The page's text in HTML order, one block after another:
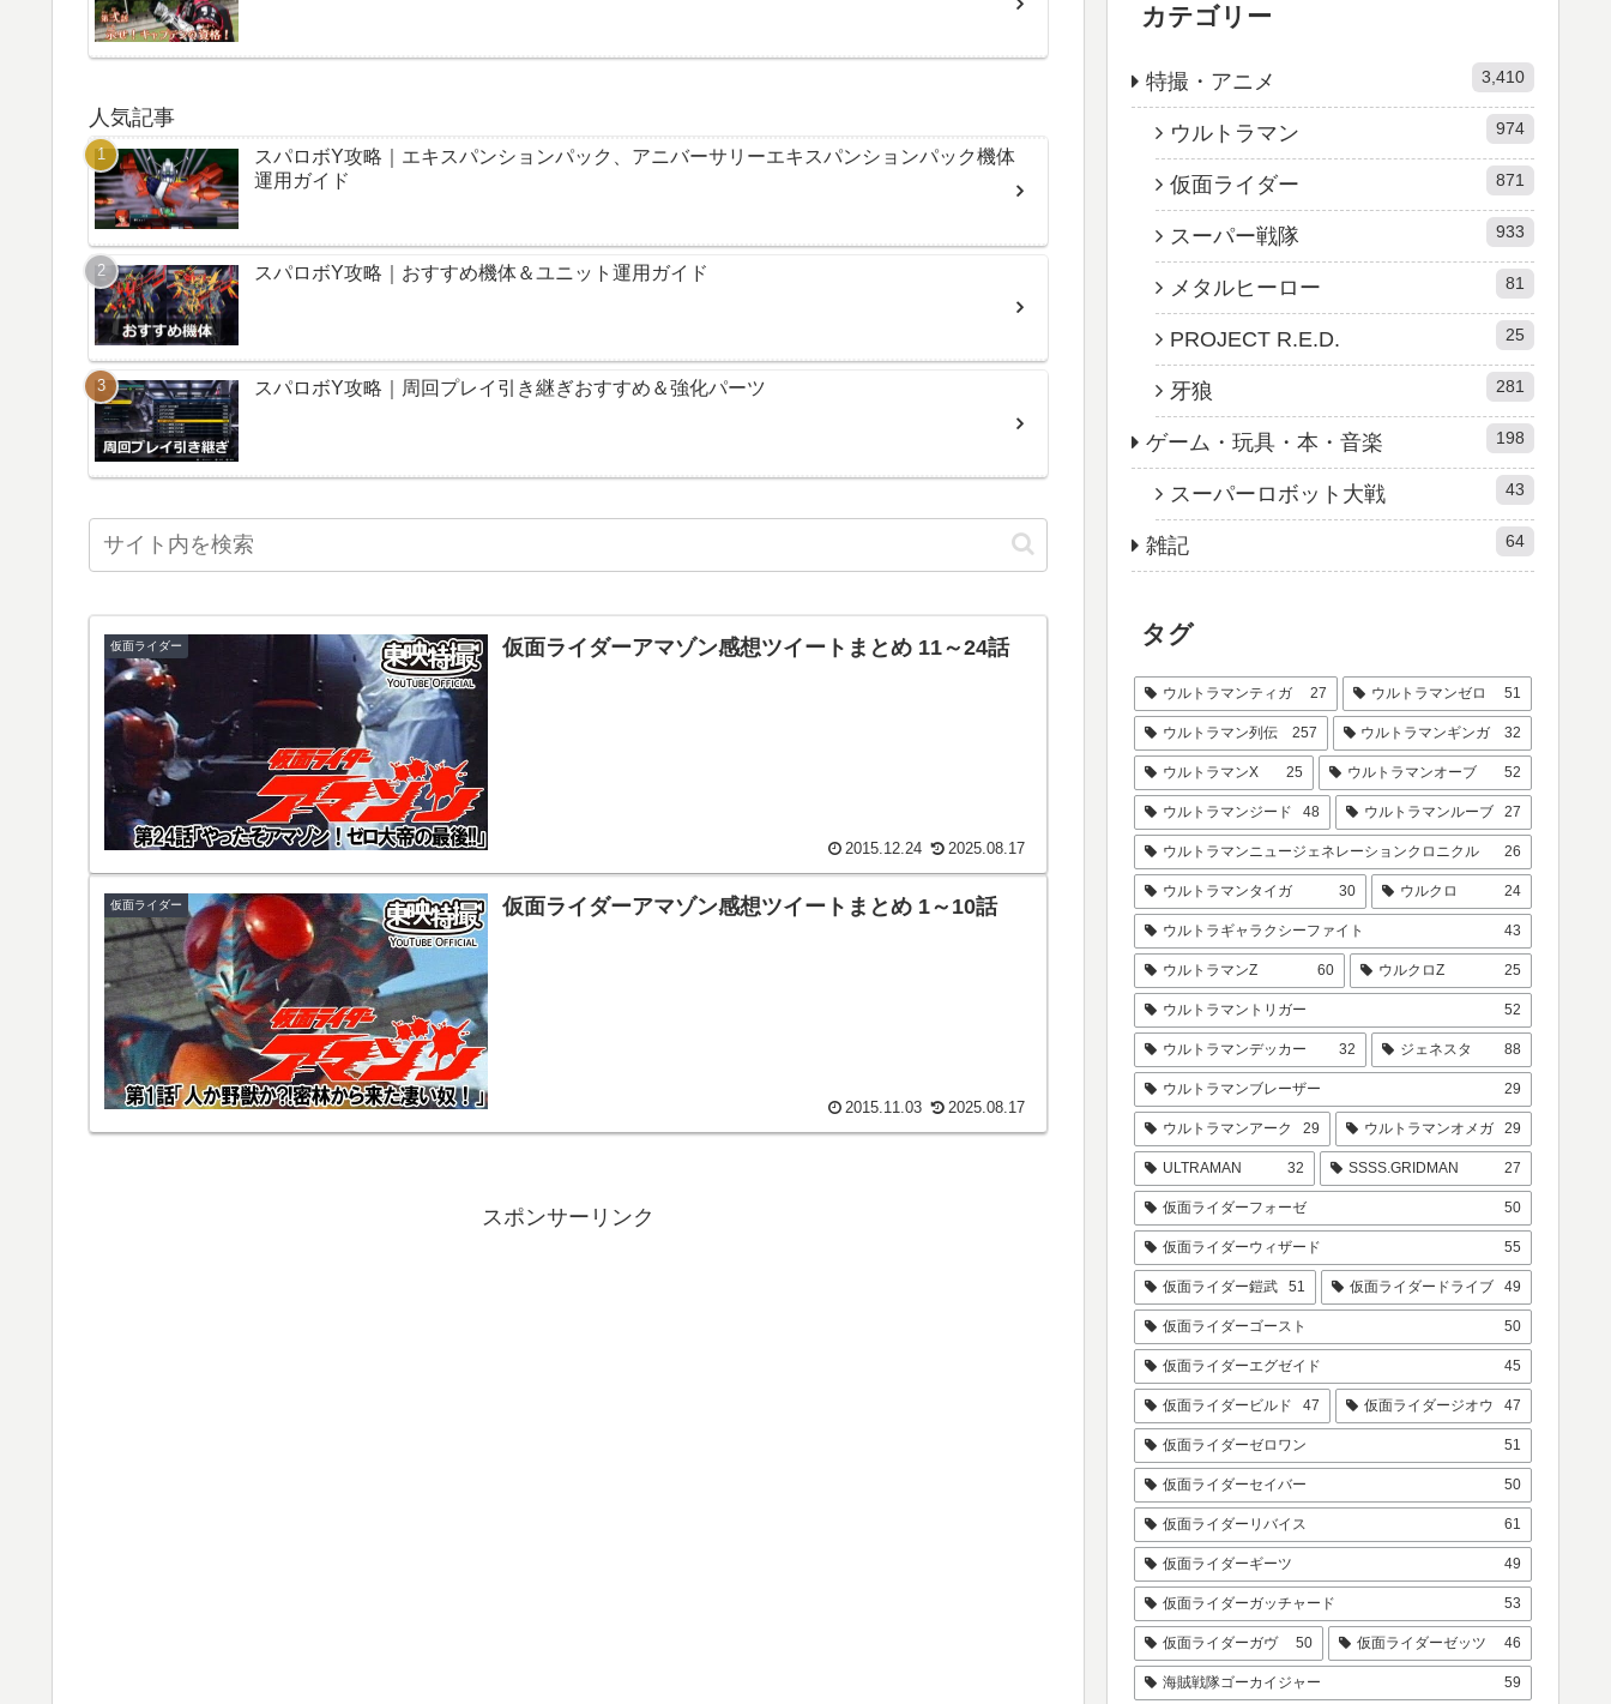
人気記事
スパロボY攻略｜エキスパンションパック、アニバーサリーエキスパンションパック機体
運用ガイド
スパロボY攻略｜おすすめ機体＆ユニット運用ガイド
スパロボY攻略｜周回プレイ引き継ぎおすすめ＆強化パーツ
仮面ライダー 仮面ライダーアマゾン感想ツイートまとめ 11～24話
2015.12.24 2025.08.17
仮面ライダー 仮面ライダーアマゾン感想ツイートまとめ 1～10話
2015.11.03 2025.08.17
スポンサーリンク
カテゴリー
特撮・アニメ 3,410
ウルトラマン 974
仮面ライダー 871
スーパー戦隊 933
メタルヒーロー 81
PROJECT R.E.D. 25
牙狼 281
ゲーム・玩具・本・音楽 198
スーパーロボット大戦 43
雑記 64
タグ
ウルトラマンティガ 27 ウルトラマンゼロ 51
ウルトラマン列伝 257 ウルトラマンギンガ 32
ウルトラマンX 25 ウルトラマンオーブ 52
ウルトラマンジード 48 ウルトラマンルーブ 27
ウルトラマンニュージェネレーションクロニクル 26
ウルトラマンタイガ 30 ウルクロ 24
ウルトラギャラクシーファイト 43
ウルトラマンZ 60 ウルクロZ 25
ウルトラマントリガー 52
ウルトラマンデッカー 32 ジェネスタ 88
ウルトラマンブレーザー 29
ウルトラマンアーク 29 ウルトラマンオメガ 29
ULTRAMAN 32 SSSS.GRIDMAN 27
仮面ライダーフォーゼ 50
仮面ライダーウィザード 55
仮面ライダー鎧武 51 仮面ライダードライブ 49
仮面ライダーゴースト 50
仮面ライダーエグゼイド 45
仮面ライダービルド 47 仮面ライダージオウ 47
仮面ライダーゼロワン 51
仮面ライダーセイバー 50
仮面ライダーリバイス 61
仮面ライダーギーツ 49
仮面ライダーガッチャード 53
仮面ライダーガヴ 50 仮面ライダーゼッツ 46
海賊戦隊ゴーカイジャー 59